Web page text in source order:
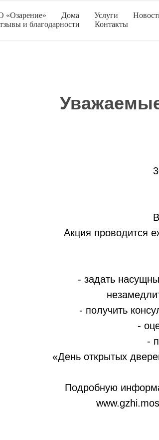
Дома Услуги
и благодарности
Контакты
Акция проводится
- задать
- получить
-
-
«День открытых
Подробную